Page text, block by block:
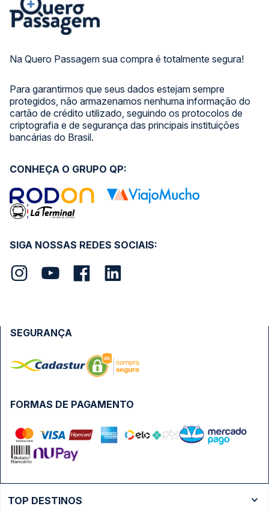
Na Quero Passagem sua compra é totalmente segura!
Para garantirmos que seus dados estejam sempre
protegidos, não armazenamos nenhuma informação do
cartão de crédito utilizado, seguindo os protocolos de
criptografia e de segurança das principais instituições
bancárias do Brasil.
SIGA NOSSAS REDES SOCIAIS:
CONHEÇA O GRUPO QP:
FORMAS DE PAGAMENTO
SEGURANÇA
TOP DESTINOS